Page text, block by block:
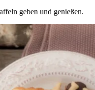
geben und genießen.